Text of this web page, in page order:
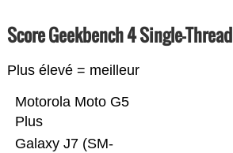
Score Geekbench 4 Single-Thread
Plus élevé = meilleur
Galaxy J7 (SM-
Motorola Moto G5
Plus